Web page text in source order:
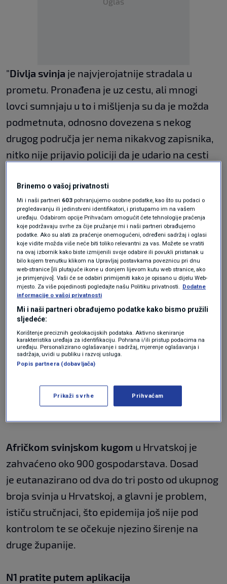
"Divlja svinja je najvjerojatnije stradala u
prometu. Pronađena je uz cestu, ali mnogi
lovci sumnjaju u to i mišljenja su da je možda
podmetnuta, odnosno dovezena s nekog
drugog područja jer nema nikakvog zapisnika,
nitko nije prijavio policiji da je udario na cesti
Nakon što je otkrivena, pozvali su veterinarsku
službu čija je analiza potvrdila da životinja ima
svinjsku kugu. Zbog svega toga Ministarstvo
poljoprivrede organiziralo je u utorak u Zadru
predavanje i sastanak s lovoovlaštenicima, na
koji se odazvalo 70-ak lovoovlaštenika i lovaca
iz cijele županije.
"U svim našim lovištima potrebno je provoditi
stroge biosigurnosne mjere,
dezinfekciju obuće, opreme i vozila prije i
nakon lova. Lov nije zabranjen, ali moraju se
ustrijeli divlja svinja i najstrože se zabranjuje
Afričkom svinjskom kugom u Hrvatskoj je
zahvaćeno oko 900 gospodarstava. Dosad
je eutanazirano od dva do tri posto od ukupnog
broja svinja u Hrvatskoj, a glavni je problem,
ističu stručnjaci, što epidemija još nije pod
kontrolom te se očekuje njezino širenje na
druge županije.
N1 pratite putem aplikacija
Brinemo o vašoj privatnosti
Mi i naši partneri 603 pohranjujemo osobne podatke, kao što su podaci o
pregledavanju ili jedinstveni identifikatori, i pristupamo im na vašem
uređaju. Odabirom opcije Prihvaćam omogućit ćete tehnologije praćenja
koje podržavaju svrhe za čije pružanje mi i naši partneri obrađujemo
podatke. Ako su alati za praćenje onemogućeni, određeni sadržaj i oglasi
koje vidite možda više neće biti toliko relevantni za vas. Možete se vratiti
na ovaj izbornik kako biste izmijenili svoje odabire ili povukli pristanak u
bilo kojem trenutku klikom na Upravljaj postavkama poveznicu pri dnu
web-stranice [ili plutajuće ikone u donjem lijevom kutu web stranice, ako
je primjenjivo]. Vaši će se odabiri primijeniti kako je opisano u dijelu Web-
mjesto. Za više pojedinosti pogledajte našu Politiku privatnosti. Dodatne
informacije o vašoj privatnosti
Mi i naši partneri obrađujemo podatke kako bismo pružili
sljedeće:
Korištenje preciznih geolokacijskih podataka. Aktivno skeniranje
karakteristika uređaja za identifikaciju. Pohrana i/ili pristup podacima na
uređaju. Personalizirano oglašavanje i sadržaj, mjerenje oglašavanja i
sadržaja, uvidi u publiku i razvoj usluga.
Popis partnera (dobavljača)
Prikaži svrhe Prihvaćam